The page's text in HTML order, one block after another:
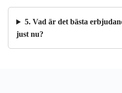
5. Vad är det bästa
just nu?